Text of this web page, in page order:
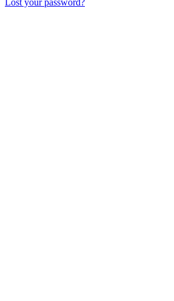
Lost your password?